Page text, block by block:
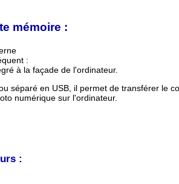
mémoire :
:
à la façade de l'ordinateur.
séparé en USB, il permet de transférer le
numérique sur l'ordinateur.
: